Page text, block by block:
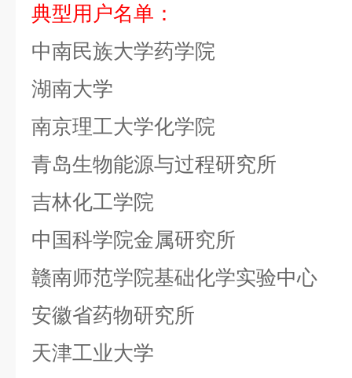
典型用户名单：
中南民族大学药学院
湖南大学
南京理工大学化学院
青岛生物能源与过程研究所
吉林化工学院
中国科学院金属研究所
赣南师范学院基础化学实验中心
安徽省药物研究所
天津工业大学